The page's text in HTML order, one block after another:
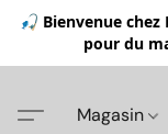
🎣 Bienvenue
pour du
Magasin